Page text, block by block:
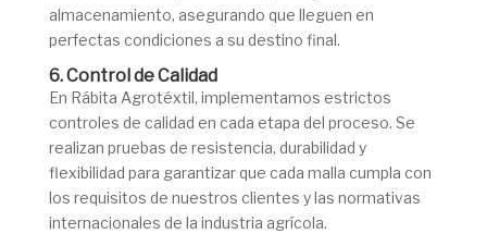
almacenamiento, asegurando que lleguen en
perfectas condiciones a su destino final.
6. Control de Calidad
En Rábita Agrotéxtil, implementamos estrictos
controles de calidad en cada etapa del proceso. Se
realizan pruebas de resistencia, durabilidad y
flexibilidad para garantizar que cada malla cumpla con
los requisitos de nuestros clientes y las normativas
internacionales de la industria agrícola.